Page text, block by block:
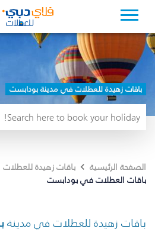
باقات زهيدة للعطلات في مدينة بودابست
الصفحة الرئيسية باقات زهيدة للعطلات
باقات العطلات في بودابست
باقات زهيدة للعطلات في مدينة